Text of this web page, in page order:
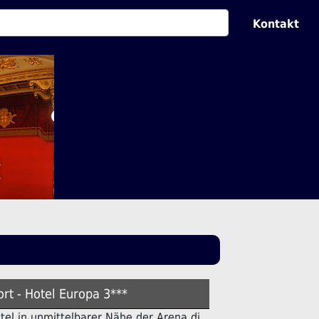
Kontakt
- Hotel Europa 3***